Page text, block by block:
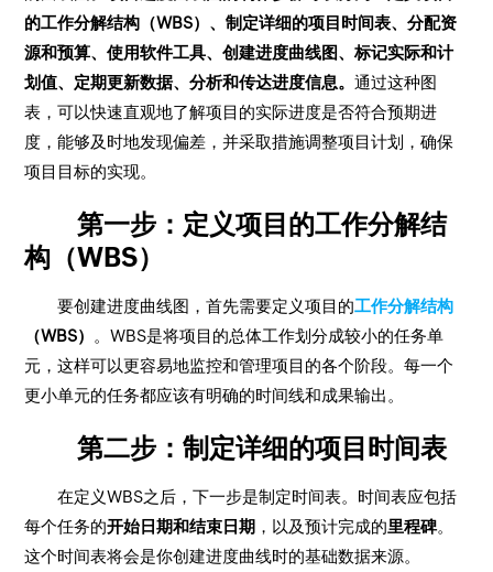
的工作分解结构（WBS）、制定详细的项目时间表、分配资
源和预算、使用软件工具、创建进度曲线图、标记实际和计
划值、定期更新数据、分析和传达进度信息。通过这种图
表，可以快速直观地了解项目的实际进度是否符合预期进
度，能够及时地发现偏差，并采取措施调整项目计划，确保
项目目标的实现。
第一步：定义项目的工作分解结
构（WBS）
要创建进度曲线图，首先需要定义项目的工作分解结构
（WBS） 。WBS是将项目的总体工作划分成较小的任务单
元，这样可以更容易地监控和管理项目的各个阶段。每一个
更小单元的任务都应该有明确的时间线和成果输出。
第二步：制定详细的项目时间表
在定义WBS之后，下一步是制定时间表。时间表应包括
每个任务的开始日期和结束日期 ，以及预计完成的里程碑。
这个时间表将会是你创建进度曲线时的基础数据来源。